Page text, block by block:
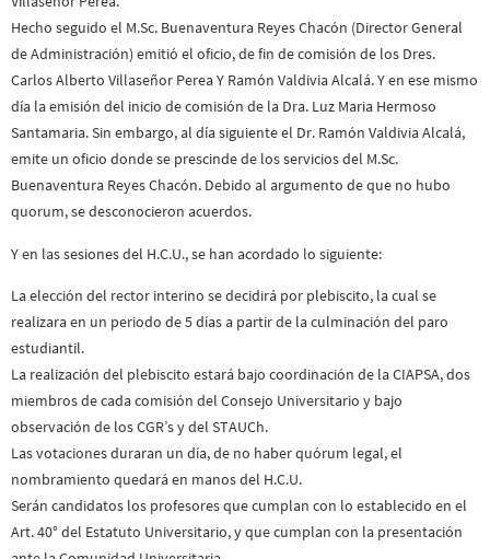
Hecho seguido el M.Sc. Buenaventura Reyes Chacón (Director General
de Administración) emitió el oficio, de fin de comisión de los Dres.
Carlos Alberto Villaseñor Perea Y Ramón Valdivia Alcalá. Y en ese mismo
día la emisión del inicio de comisión de la Dra. Luz Maria Hermoso
Santamaria. Sin embargo, al día siguiente el Dr. Ramón Valdivia Alcalá,
emite un oficio donde se prescinde de los servicios del M.Sc.
Buenaventura Reyes Chacón. Debido al argumento de que no hubo
quorum, se desconocieron acuerdos.
Y en las sesiones del H.C.U., se han acordado lo siguiente:
La elección del rector interino se decidirá por plebiscito, la cual se
realizara en un periodo de 5 días a partir de la culminación del paro
estudiantil.
La realización del plebiscito estará bajo coordinación de la CIAPSA, dos
miembros de cada comisión del Consejo Universitario y bajo
observación de los CGR’s y del STAUCh.
Las votaciones duraran un día, de no haber quórum legal, el
nombramiento quedará en manos del H.C.U.
Serán candidatos los profesores que cumplan con lo establecido en el
Art. 40° del Estatuto Universitario, y que cumplan con la presentación